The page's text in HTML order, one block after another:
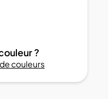
?
couleurs